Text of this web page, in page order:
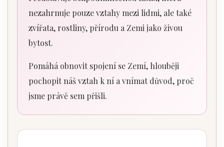
nezahrnuje pouze vztahy mezi lidmi, ale také
zvířata, rostliny, přírodu a Zemi jako živou
bytost.
Pomáhá obnovit spojení se Zemí, hlouběji
pochopit náš vztah k ní a vnímat důvod, proč
jsme právě sem přišli.